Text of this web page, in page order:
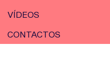
VÍDEOS
CONTACTOS